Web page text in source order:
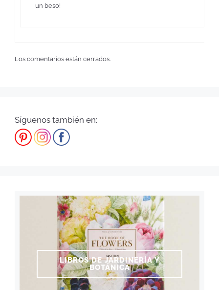
un beso!
Los comentarios están cerrados.
Síguenos también en:
LIBROS DE JARDINERÍA Y
BOTÁNICA